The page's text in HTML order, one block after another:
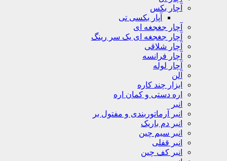
آچار بکس
آپار بکسی تی
آچار جغجغه ای
آچار جغجغه ای یک سر رینگ
آچار شلاقی
آچار فرانسه
آچار لوله
آلن
ابزار چند کاره
اره دستی و کمان اره
انبر
انبر آرماتوربندی و مفتول بر
انبر دم باریک
انبر سیم چین
انبر قفلی
انبر کف چین